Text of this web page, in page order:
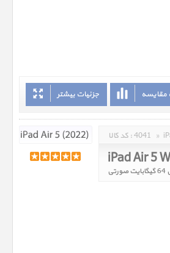
جزئیات بیشتر مقایسه
کد کالا : 4041 »
iPad Air 5